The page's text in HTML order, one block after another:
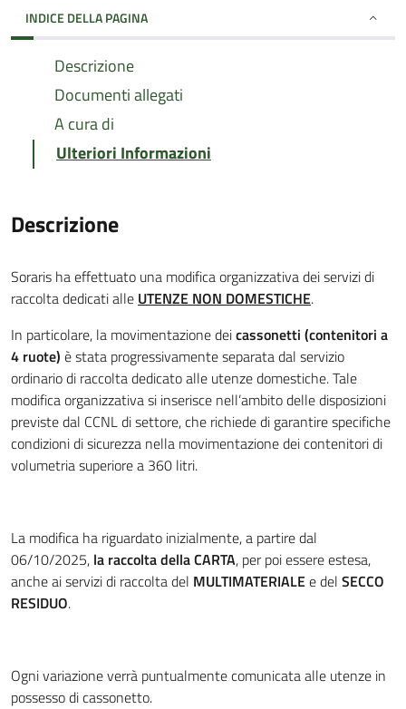
INDICE DELLA PAGINA
Descrizione
Documenti allegati
A cura di
Ulteriori Informazioni
Descrizione
Soraris ha effettuato una modifica organizzativa dei servizi di
raccolta dedicati alle UTENZE NON DOMESTICHE.
In particolare, la movimentazione deicassonetti (contenitori a
4 ruote) è stata progressivamente separata dal servizio
ordinario di raccolta dedicato alle utenze domestiche. Tale
modifica organizzativa si inserisce nell’ambito delle disposizioni
previste dal CCNL di settore, che richiede di garantire specifiche
condizioni di sicurezza nella movimentazione dei contenitori di
volumetria superiore a 360 litri.
La modifica ha riguardato inizialmente, a partire dal
06/10/2025, la raccolta della CARTA, per poi essere estesa,
anche ai servizi di raccolta del MULTIMATERIALEe del SECCO
RESIDUO.
Ogni variazione verrà puntualmente comunicata alle utenze in
possesso di cassonetto.